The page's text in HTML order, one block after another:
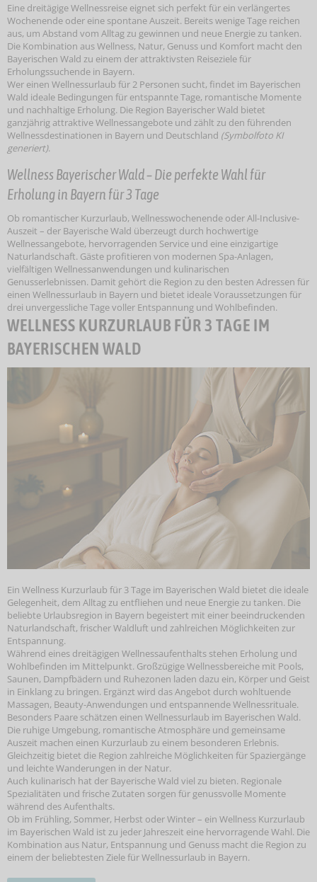
Eine dreitägige Wellnessreise eignet sich perfekt für ein verlängertes
Wochenende oder eine spontane Auszeit. Bereits wenige Tage reichen
aus, um Abstand vom Alltag zu gewinnen und neue Energie zu tanken.
Die Kombination aus Wellness, Natur, Genuss und Komfort macht den
Bayerischen Wald zu einem der attraktivsten Reiseziele für
Erholungssuchende in Bayern.
Wer einen Wellnessurlaub für 2 Personen sucht, findet im Bayerischen
Wald ideale Bedingungen für entspannte Tage, romantische Momente
und nachhaltige Erholung. Die Region Bayerischer Wald bietet
ganzjährig attraktive Wellnessangebote und zählt zu den führenden
Wellnessdestinationen in Bayern und Deutschland (Symbolfoto KI
generiert).
Wellness Bayerischer Wald – Die perfekte Wahl für
Erholung in Bayern für 3 Tage
Ob romantischer Kurzurlaub, Wellnesswochenende oder All-Inclusive-
Auszeit – der Bayerische Wald überzeugt durch hochwertige
Wellnessangebote, hervorragenden Service und eine einzigartige
Naturlandschaft. Gäste profitieren von modernen Spa-Anlagen,
vielfältigen Wellnessanwendungen und kulinarischen
Genusserlebnissen. Damit gehört die Region zu den besten Adressen für
einen Wellnessurlaub in Bayern und bietet ideale Voraussetzungen für
drei unvergessliche Tage voller Entspannung und Wohlbefinden.
WELLNESS KURZURLAUB FÜR 3 TAGE IM
BAYERISCHEN WALD
Ein Wellness Kurzurlaub für 3 Tage im Bayerischen Wald bietet die ideale
Gelegenheit, dem Alltag zu entfliehen und neue Energie zu tanken. Die
beliebte Urlaubsregion in Bayern begeistert mit einer beeindruckenden
Naturlandschaft, frischer Waldluft und zahlreichen Möglichkeiten zur
Entspannung.
Während eines dreitägigen Wellnessaufenthalts stehen Erholung und
Wohlbefinden im Mittelpunkt. Großzügige Wellnessbereiche mit Pools,
Saunen, Dampfbädern und Ruhezonen laden dazu ein, Körper und Geist
in Einklang zu bringen. Ergänzt wird das Angebot durch wohltuende
Massagen, Beauty-Anwendungen und entspannende Wellnessrituale.
Besonders Paare schätzen einen Wellnessurlaub im Bayerischen Wald.
Die ruhige Umgebung, romantische Atmosphäre und gemeinsame
Auszeit machen einen Kurzurlaub zu einem besonderen Erlebnis.
Gleichzeitig bietet die Region zahlreiche Möglichkeiten für Spaziergänge
und leichte Wanderungen in der Natur.
Auch kulinarisch hat der Bayerische Wald viel zu bieten. Regionale
Spezialitäten und frische Zutaten sorgen für genussvolle Momente
während des Aufenthalts.
Ob im Frühling, Sommer, Herbst oder Winter – ein Wellness Kurzurlaub
im Bayerischen Wald ist zu jeder Jahreszeit eine hervorragende Wahl. Die
Kombination aus Natur, Entspannung und Genuss macht die Region zu
einem der beliebtesten Ziele für Wellnessurlaub in Bayern.